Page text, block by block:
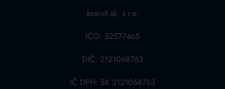
brainit.sk, s.r.o.
IČO: 52577465
DIČ: 2121068763
IČ DPH: SK 2121068763